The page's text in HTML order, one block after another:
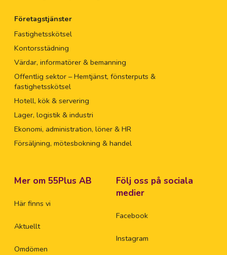
Företagstjänster
Fastighetsskötsel
Kontorsstädning
Värdar, informatörer & bemanning
Offentlig sektor – Hemtjänst, fönsterputs &
fastighetsskötsel
Hotell, kök & servering
Lager, logistik & industri
Ekonomi, administration, löner & HR
Försäljning, mötesbokning & handel
Mer om 55Plus AB
Här finns vi
Aktuellt
Omdömen
Följ oss på sociala
medier
Facebook
Instagram